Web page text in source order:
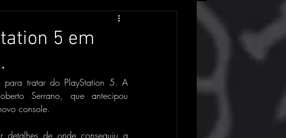
5 em
tratar do PlayStation 5. A
Serrano, que antecipou
console.
detalhes de onde conseguiu a